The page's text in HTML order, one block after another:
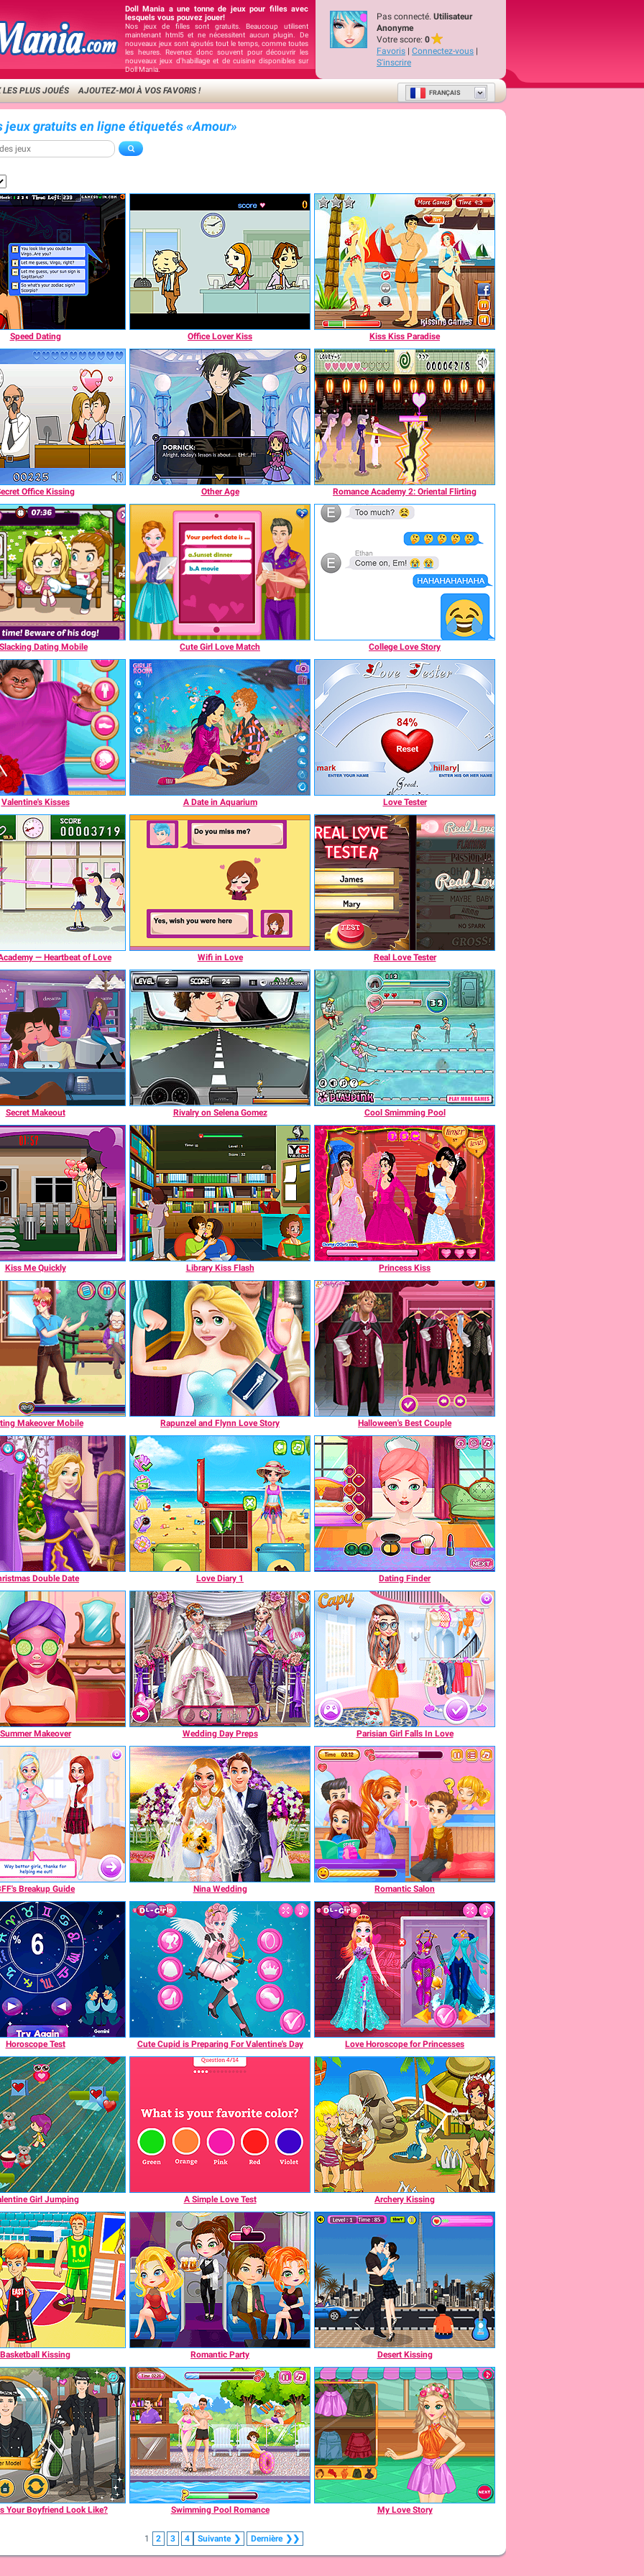
Doll Mania a une tonne de jeux pour filles avec
lesquels vous pouvez jouer!
Nos jeux de filles sont gratuits. Beaucoup utilisent
maintenant html5 et ne nécessitent aucun plugin. De
nouveaux jeux sont ajoutés tout le temps, comme toutes
les heures. Revenez donc souvent pour découvrir les
nouveaux jeux d'habillage et de cuisine disponibles sur
Doll Mania.
Pas connecté. Utilisateur
Anonyme
Votre score: 0
Favoris | Connectez-vous |
S'inscrire
LES PLUS JOUÉS AJOUTEZ-MOI À VOS FAVORIS ! FRANÇAIS
jeux gratuits en ligne étiquetés «Amour»
Speed Dating Office Lover Kiss Kiss Kiss Paradise
Office Kissing Other Age Romance Academy 2: Oriental Flirting
Dating Mobile Cute Girl Love Match College Love Story
Valentine's Kisses A Date in Aquarium Love Tester
— Heartbeat of Love Wifi in Love Real Love Tester
Secret Makeout Rivalry on Selena Gomez Cool Smimming Pool
Kiss Me Quickly Library Kiss Flash Princess Kiss
Makeover Mobile Rapunzel and Flynn Love Story Halloween's Best Couple
Double Date Love Diary 1 Dating Finder
Summer Makeover Wedding Day Preps Parisian Girl Falls In Love
Breakup Guide Nina Wedding Romantic Salon
Horoscope Test Cute Cupid is Preparing For Valentine's Day Love Horoscope for Princesses
Girl Jumping A Simple Love Test Archery Kissing
Basketball Kissing Romantic Party Desert Kissing
Your Boyfriend Look Like? Swimming Pool Romance My Love Story
1 2 3 4 Suivante ❯ Dernière ❯❯